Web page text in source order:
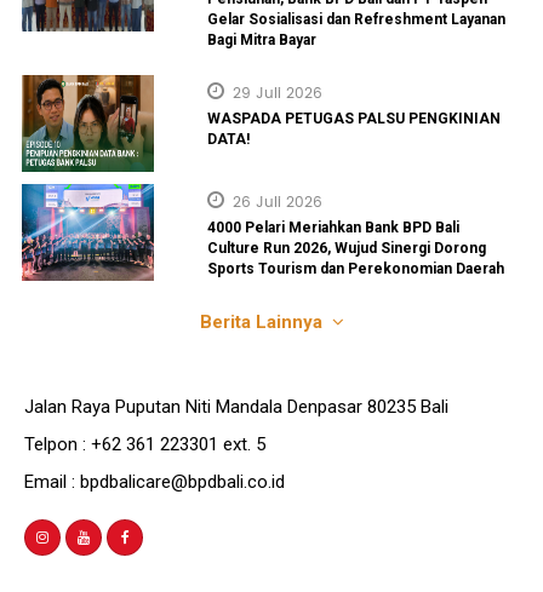
Gelar Sosialisasi dan Refreshment Layanan
Bagi Mitra Bayar
29 Juli 2026
WASPADA PETUGAS PALSU PENGKINIAN
DATA!
26 Juli 2026
4000 Pelari Meriahkan Bank BPD Bali
Culture Run 2026, Wujud Sinergi Dorong
Sports Tourism dan Perekonomian Daerah
Berita Lainnya
Jalan Raya Puputan Niti Mandala Denpasar 80235 Bali
Telpon : +62 361 223301 ext. 5
Email : bpdbalicare@bpdbali.co.id